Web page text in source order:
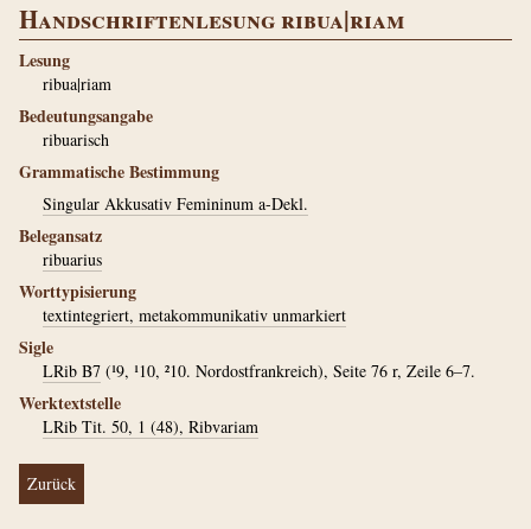
Handschriftenlesung ribua|riam
Lesung
ribua|riam
Bedeutungsangabe
ribuarisch
Grammatische Bestimmung
Singular Akkusativ Femininum a-Dekl.
Belegansatz
ribuarius
Worttypisierung
textintegriert, metakommunikativ unmarkiert
Sigle
LRib B7 (¹9, ¹10, ²10. Nordostfrankreich), Seite 76 r, Zeile 6–7.
Werktextstelle
LRib Tit. 50, 1 (48), Ribvariam
Zurück